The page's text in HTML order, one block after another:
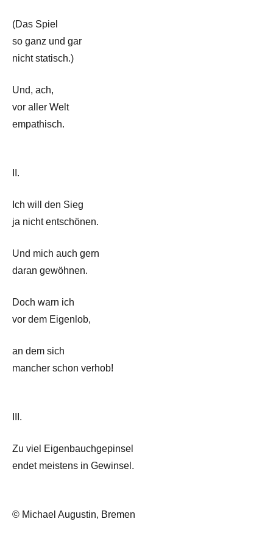
(Das Spiel
so ganz und gar
nicht statisch.)
Und, ach,
vor aller Welt
empathisch.
II.
Ich will den Sieg
ja nicht entschönen.
Und mich auch gern
daran gewöhnen.
Doch warn ich
vor dem Eigenlob,
an dem sich
mancher schon verhob!
III.
Zu viel Eigenbauchgepinsel
endet meistens in Gewinsel.
© Michael Augustin, Bremen